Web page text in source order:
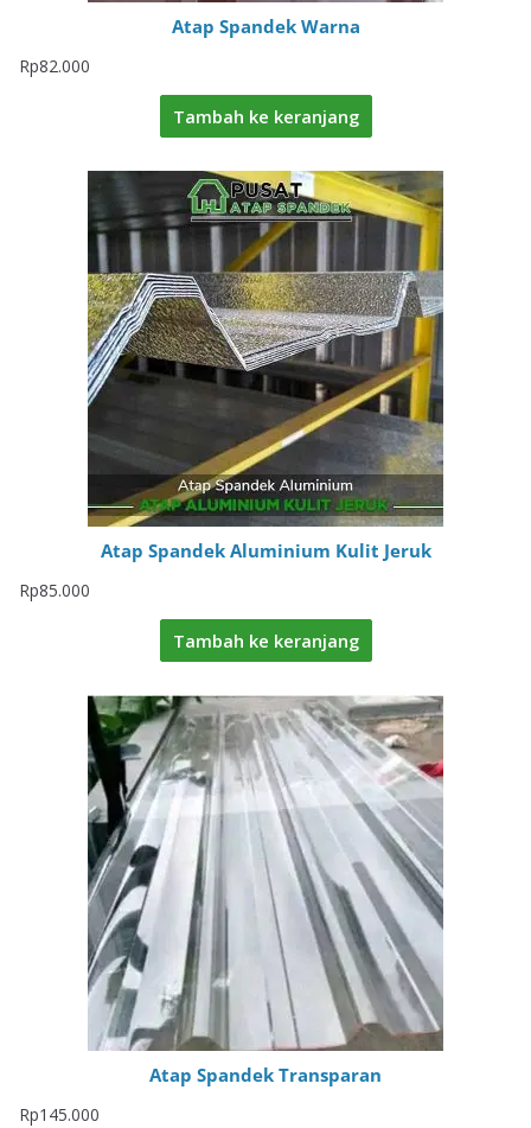
Atap Spandek Warna
Rp82.000
Tambah ke keranjang
Atap Spandek Aluminium Kulit Jeruk
Rp85.000
Tambah ke keranjang
Atap Spandek Transparan
Rp145.000